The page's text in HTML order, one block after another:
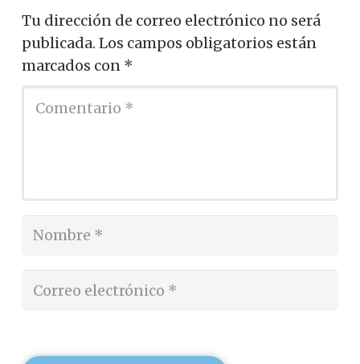
Tu dirección de correo electrónico no será
publicada. Los campos obligatorios están
marcados con *